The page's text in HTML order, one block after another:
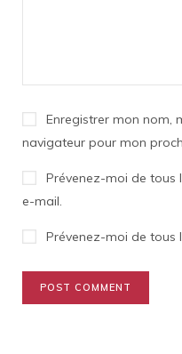
Enregistrer mon nom,
navigateur pour mon
Prévenez-moi de tous
e-mail.
Prévenez-moi de tous